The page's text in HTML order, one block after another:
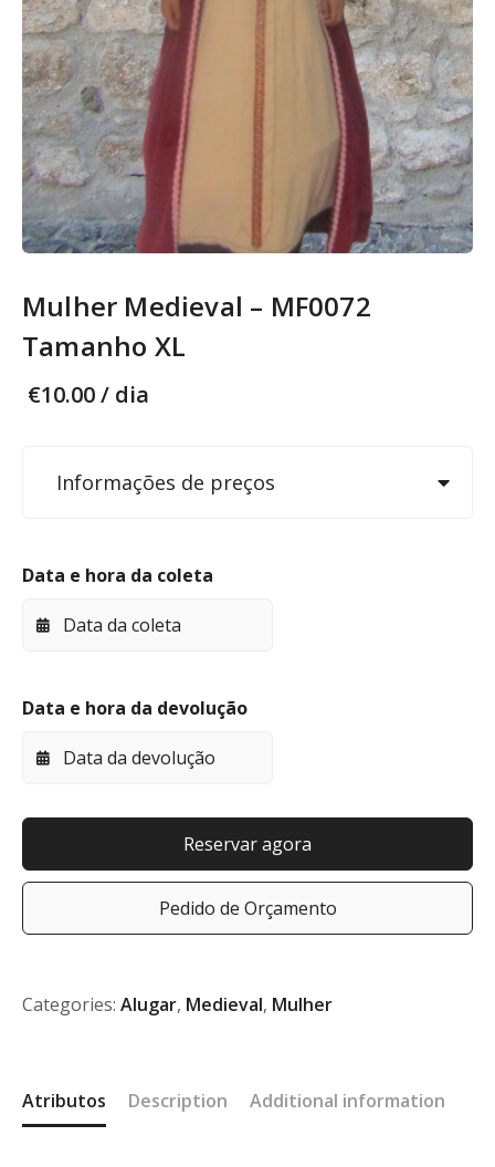
Mulher Medieval – MF0072
Tamanho XL
€10.00/ dia
Informações de preços
Data e hora da coleta
Data e hora da devolução
Reservar agora
Pedido de Orçamento
Categories: Alugar, Medieval, Mulher
Atributos Description Additional information